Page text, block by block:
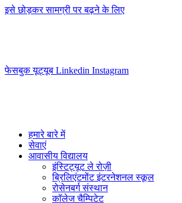
इसे छोड़कर सामग्री पर बढ़ने के लिए
फेसबुक यूट्यूब Linkedin Instagram
हमारे बारे में
सेवाएं
आवासीय विद्यालय
इंस्टिट्यूट ले रोज़ी
ब्रिलिएंटमोंट इंटरनेशनल स्कूल
रोसेनबर्ग संस्थान
कॉलेज चैम्पिटेट